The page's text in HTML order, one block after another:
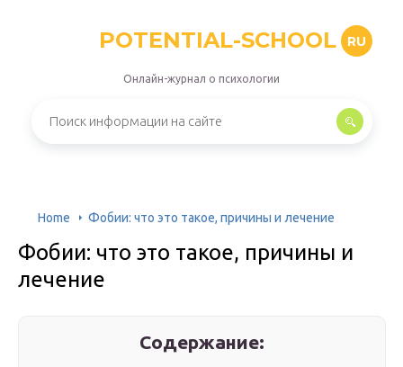
POTENTIAL-SCHOOL RU
Онлайн-журнал о психологии
Home Фобии: что это такое, причины и лечение
Фобии: что это такое, причины и
лечение
Содержание: